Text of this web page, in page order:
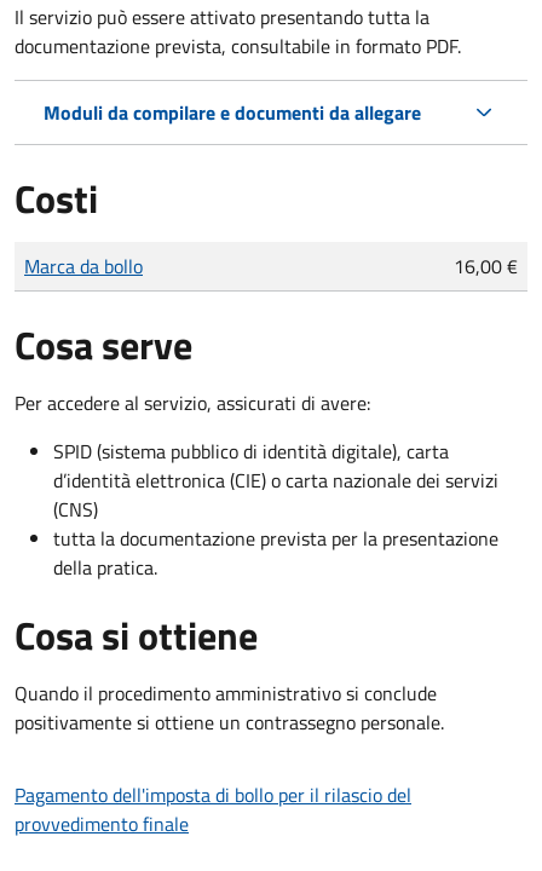
Il servizio può essere attivato presentando tutta la
documentazione prevista, consultabile in formato PDF.
Moduli da compilare e documenti da allegare
Costi
Tipo di pagamento
Importo
Marca da bollo 16,00 €
Cosa serve
Per accedere al servizio, assicurati di avere:
SPID (sistema pubblico di identità digitale), carta
d’identità elettronica (CIE) o carta nazionale dei servizi
(CNS)
tutta la documentazione prevista per la presentazione
della pratica.
Cosa si ottiene
Quando il procedimento amministrativo si conclude
positivamente si ottiene un contrassegno personale.
Pagamento dell'imposta di bollo per il rilascio del
provvedimento finale